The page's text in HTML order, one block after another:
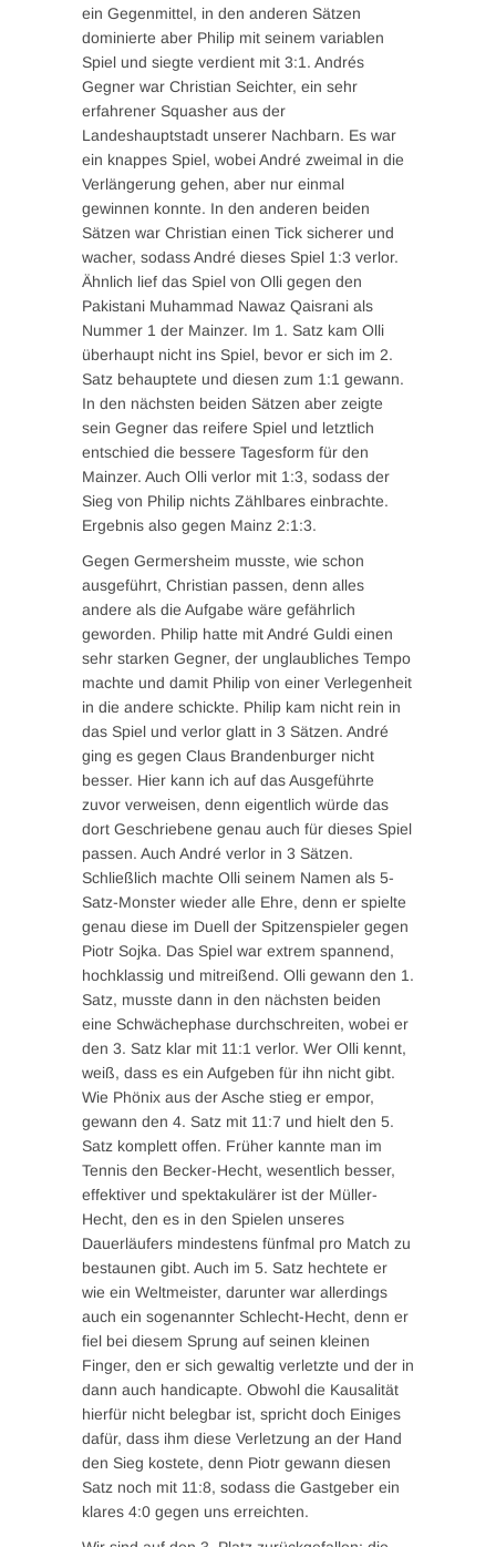
ein Gegenmittel, in den anderen Sätzen
dominierte aber Philip mit seinem variablen
Spiel und siegte verdient mit 3:1. Andrés
Gegner war Christian Seichter, ein sehr
erfahrener Squasher aus der
Landeshauptstadt unserer Nachbarn. Es war
ein knappes Spiel, wobei André zweimal in die
Verlängerung gehen, aber nur einmal
gewinnen konnte. In den anderen beiden
Sätzen war Christian einen Tick sicherer und
wacher, sodass André dieses Spiel 1:3 verlor.
Ähnlich lief das Spiel von Olli gegen den
Pakistani Muhammad Nawaz Qaisrani als
Nummer 1 der Mainzer. Im 1. Satz kam Olli
überhaupt nicht ins Spiel, bevor er sich im 2.
Satz behauptete und diesen zum 1:1 gewann.
In den nächsten beiden Sätzen aber zeigte
sein Gegner das reifere Spiel und letztlich
entschied die bessere Tagesform für den
Mainzer. Auch Olli verlor mit 1:3, sodass der
Sieg von Philip nichts Zählbares einbrachte.
Ergebnis also gegen Mainz 2:1:3.
Gegen Germersheim musste, wie schon
ausgeführt, Christian passen, denn alles
andere als die Aufgabe wäre gefährlich
geworden. Philip hatte mit André Guldi einen
sehr starken Gegner, der unglaubliches Tempo
machte und damit Philip von einer Verlegenheit
in die andere schickte. Philip kam nicht rein in
das Spiel und verlor glatt in 3 Sätzen. André
ging es gegen Claus Brandenburger nicht
besser. Hier kann ich auf das Ausgeführte
zuvor verweisen, denn eigentlich würde das
dort Geschriebene genau auch für dieses Spiel
passen. Auch André verlor in 3 Sätzen.
Schließlich machte Olli seinem Namen als 5-
Satz-Monster wieder alle Ehre, denn er spielte
genau diese im Duell der Spitzenspieler gegen
Piotr Sojka. Das Spiel war extrem spannend,
hochklassig und mitreißend. Olli gewann den 1.
Satz, musste dann in den nächsten beiden
eine Schwächephase durchschreiten, wobei er
den 3. Satz klar mit 11:1 verlor. Wer Olli kennt,
weiß, dass es ein Aufgeben für ihn nicht gibt.
Wie Phönix aus der Asche stieg er empor,
gewann den 4. Satz mit 11:7 und hielt den 5.
Satz komplett offen. Früher kannte man im
Tennis den Becker-Hecht, wesentlich besser,
effektiver und spektakulärer ist der Müller-
Hecht, den es in den Spielen unseres
Dauerläufers mindestens fünfmal pro Match zu
bestaunen gibt. Auch im 5. Satz hechtete er
wie ein Weltmeister, darunter war allerdings
auch ein sogenannter Schlecht-Hecht, denn er
fiel bei diesem Sprung auf seinen kleinen
Finger, den er sich gewaltig verletzte und der in
dann auch handicapte. Obwohl die Kausalität
hierfür nicht belegbar ist, spricht doch Einiges
dafür, dass ihm diese Verletzung an der Hand
den Sieg kostete, denn Piotr gewann diesen
Satz noch mit 11:8, sodass die Gastgeber ein
klares 4:0 gegen uns erreichten.